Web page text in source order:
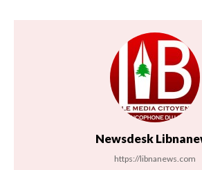
Newsdesk
https://libnanews.com